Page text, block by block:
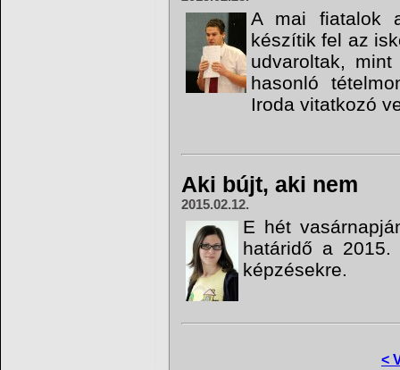
A mai fiatalok
készítik fel az
udvaroltak,
hasonló
Iroda vitatkozó
Aki bújt, aki nem
2015.02.12.
E hét
határidő a 2015.
képzésekre.
<